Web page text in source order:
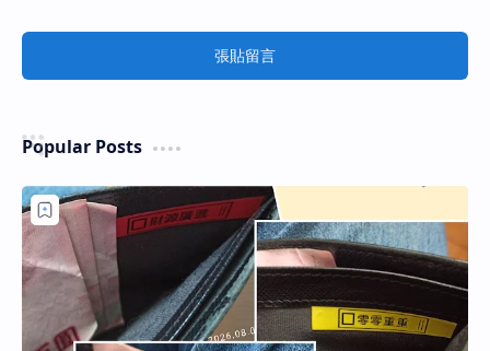
張貼留言
Popular Posts